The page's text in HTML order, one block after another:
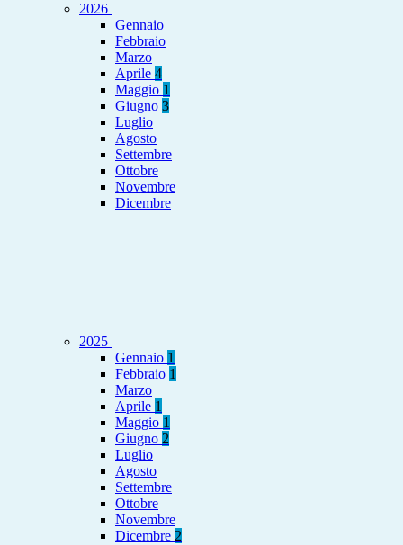
2026
Gennaio
Febbraio
Marzo
Aprile 4
Maggio 1
Giugno 3
Luglio
Agosto
Settembre
Ottobre
Novembre
Dicembre
2025
Gennaio 1
Febbraio 1
Marzo
Aprile 1
Maggio 1
Giugno 2
Luglio
Agosto
Settembre
Ottobre
Novembre
Dicembre 2